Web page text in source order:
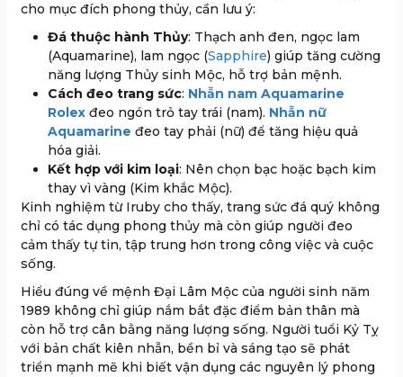
cho mục đích phong thủy, cần lưu ý:
Đá thuộc hành Thủy: Thạch anh đen, ngọc lam
(Aquamarine), lam ngọc (Sapphire) giúp tăng cường
năng lượng Thủy sinh Mộc, hỗ trợ bản mệnh.
Cách đeo trang sức: Nhẫn nam Aquamarine
Rolex đeo ngón trỏ tay trái (nam). Nhẫn nữ
Aquamarine đeo tay phải (nữ) để tăng hiệu quả
hóa giải.
Kết hợp với kim loại: Nên chọn bạc hoặc bạch kim
thay vì vàng (Kim khắc Mộc).
Kinh nghiệm từ Iruby cho thấy, trang sức đá quý không
chỉ có tác dụng phong thủy mà còn giúp người đeo
cảm thấy tự tin, tập trung hơn trong công việc và cuộc
sống.
Hiểu đúng về mệnh Đại Lâm Mộc của người sinh năm
1989 không chỉ giúp nắm bắt đặc điểm bản thân mà
còn hỗ trợ cân bằng năng lượng sống. Người tuổi Kỷ Tỵ
với bản chất kiên nhẫn, bền bỉ và sáng tạo sẽ phát
triển mạnh mẽ khi biết vận dụng các nguyên lý phong